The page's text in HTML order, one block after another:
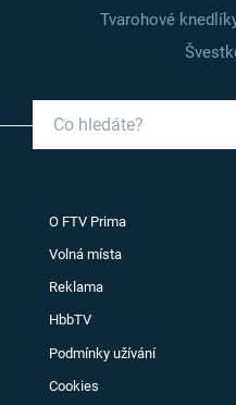
Tvarohové
O FTV Prima
Volná místa
Reklama
HbbTV
Podmínky užívání
Cookies